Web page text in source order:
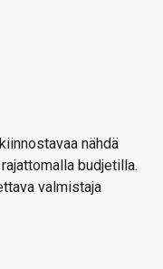
nähdä
budjetilla.
valmistaja